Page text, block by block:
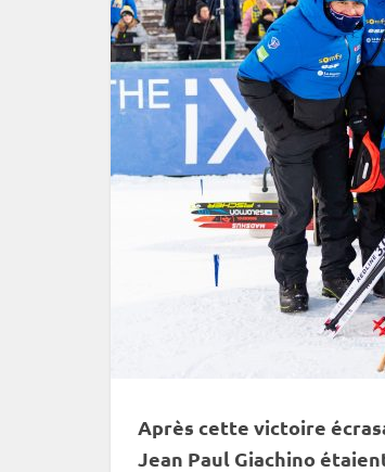
Après cette victoire
Jean Paul Giachino